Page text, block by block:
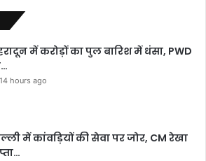
में करोड़ों का पुल बारिश में धंसा, PWD
14 hours ago
में कांवड़ियों की सेवा पर जोर, CM रेखा